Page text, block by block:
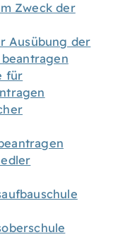
Zweck der
Ausübung der
für